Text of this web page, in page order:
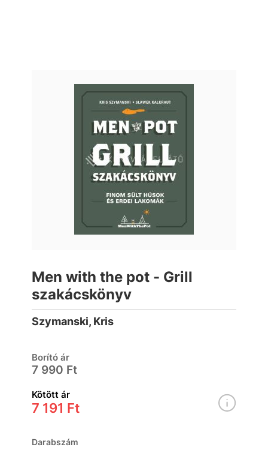
Men with the pot - Grill
szakácskönyv
Szymanski, Kris
Borító ár
7 990 Ft
Kötött ár
7 191 Ft
Darabszám